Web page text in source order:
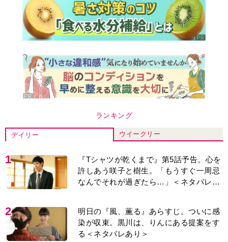
ランキング
デイリー ウイークリー
1
『Tシャツが乾くまで』第5話予告。心を
許しあう咲子と樹生。「もうすぐ一周忌
なんでそれが過ぎたら…」＜ネタバレあ
2
明日の『風、薫る』あらすじ。ついに感
染が収束。黒川は、りんにある提案をす
る＜ネタバレあり＞